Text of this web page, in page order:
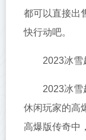
都可以直接出
快行动吧。
2023冰雪
2023冰雪
休闲玩家的高
高爆版传奇中